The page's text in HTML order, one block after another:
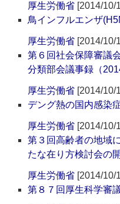
厚生労働省 [2014/10/
鳥インフルエンザ
厚生労働省 [2014/10/
第６回社会保障審議
分類部会議事録（
厚生労働省 [2014/10/
デング熱の国内感染
厚生労働省 [2014/10/
第３回高齢者の地域
たな在り方検討会の
厚生労働省 [2014/10/
第８７回厚生科学審